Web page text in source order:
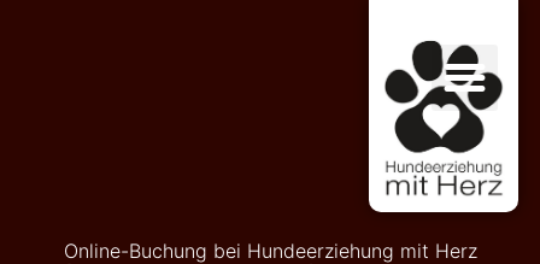
Online-Buchung bei Hundeerziehung mit Herz